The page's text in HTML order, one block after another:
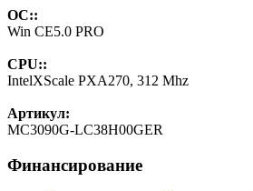
ОС::
Win CE5.0 PRO
CPU::
IntelXScale PXA270, 312 Mhz
Артикул:
MC3090G-LC38H00GER
Финансирование